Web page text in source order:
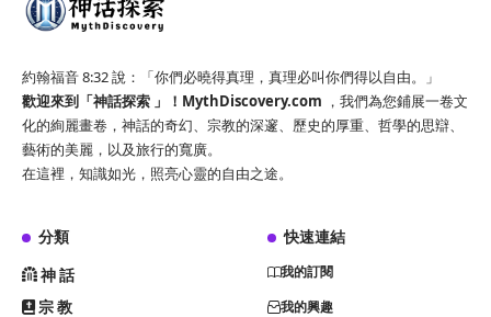
約翰福音 8:32 說：「你們必曉得真理，真理必叫你們得以自由。」
歡迎來到「神話探索 」！ MythDiscovery.com ，我們為您鋪展一卷文
化的絢麗畫卷，神話的奇幻、宗教的深邃、歷史的厚重、哲學的思辯、
藝術的美麗，以及旅行的寬廣。
在這裡，知識如光，照亮心靈的自由之途。
分類
神話
宗教
快速連結
我的訂閱
我的興趣